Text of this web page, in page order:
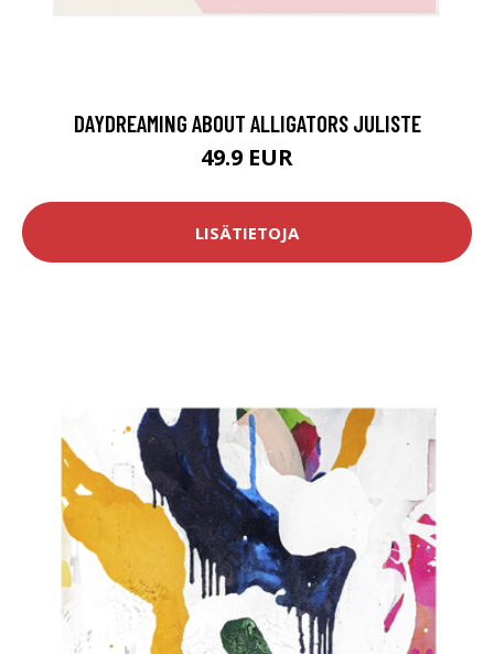
DAYDREAMING ABOUT ALLIGATORS JULISTE
49.9 EUR
LISÄTIETOJA